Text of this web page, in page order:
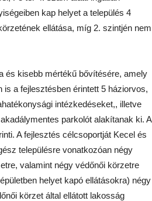
kap helyet a település 4
ellátása, míg 2. szintjén nem
és kisebb mértékű bővítésére, amely
a fejlesztésben érintett 5 háziorvos,
intézkedéseket,, illetve
parkolót alakítanak ki. A
A fejlesztés célcsoportját Kecel és
településre vonatkozóan négy
valamint négy védőnői körzetre
helyet kapó ellátásokra) négy
körzet által ellátott lakosság